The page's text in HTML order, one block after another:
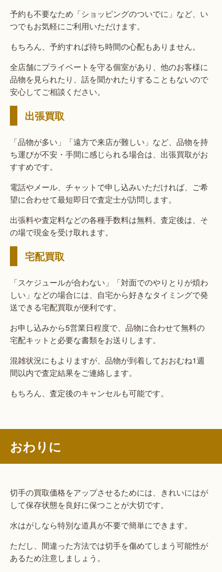
予約も不要なため「ショッピングのついでに」など、い
つでもお気軽にご利用いただけます。
もちろん、予約すれば待ち時間の心配もありません。
全店舗にプライベートを守る個室があり、他のお客様に
品物を見られたり、話を聞かれたりすることもないので
安心してご相談ください。
出張買取
「品物が多い」「遠方で来店が難しい」など、品物を持
ち運びが不安・手間に感じられる場合は、出張買取がお
すすめです。
電話やメール、チャットで申し込みいただければ、ご希
望に合わせて最短即日で査定士が訪問します。
出張料や査定料などの各種手数料は無料。査定後は、そ
の場で現金を受け取れます。
宅配買取
「スケジュールが合わない」「対面でのやりとりが煩わ
しい」などの場合には、自宅から好きなタイミングで発
送できる宅配買取が便利です。
お申し込みから5営業日程度で、品物に合わせて無料の
宅配キットと必要な書類をお送りします。
混雑状況にもよりますが、品物が到着しておおむね1週
間以内で査定結果をご連絡します。
もちろん、査定後のキャンセルも可能です。
おわりに
切手の買取価格をアップさせるためには、きれいにはが
して保存状態を良好に保つことが大切です。
水はがしなら特別な道具が不要で簡単にできます。
ただし、間違った方法では切手を傷めてしまう可能性が
あるため注意しましょう。